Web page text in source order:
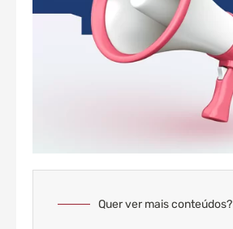
Quer ver mais conteúdos?